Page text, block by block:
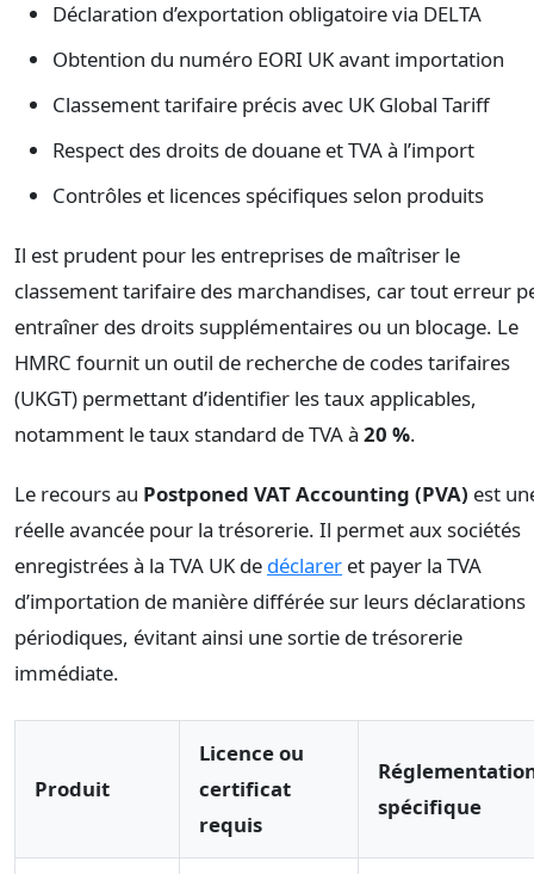
Déclaration d’exportation obligatoire via DELTA
Obtention du numéro EORI UK avant importation
Classement tarifaire précis avec UK Global Tariff
Respect des droits de douane et TVA à l’import
Contrôles et licences spécifiques selon produits
Il est prudent pour les entreprises de maîtriser le
classement tarifaire des marchandises, car tout erreur
entraîner des droits supplémentaires ou un blocage. Le
HMRC fournit un outil de recherche de codes tarifaires
(UKGT) permettant d’identifier les taux applicables,
notamment le taux standard de TVA à 20 %.
Le recours au Postponed VAT Accounting (PVA) est
réelle avancée pour la trésorerie. Il permet aux sociétés
enregistrées à la TVA UK de déclarer et payer la TVA
d’importation de manière différée sur leurs déclarations
périodiques, évitant ainsi une sortie de trésorerie
immédiate.
Produit
Licence ou
certificat
requis
spécifique